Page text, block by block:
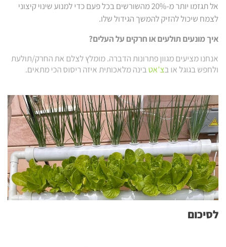
אל תגזמו יותר מ-20% מהשורשים בכל פעם כדי למנוע שינוי קיצוני
לצמח שיכול להזיק להמשך הגידול שלו.
איך מונעים תולעים או חרקים על העלים?
אנחנו מציעים מגוון פתרונות הדברה. מומלץ לצלם את החרק/תולעת
ולחפש בגוגל או בצ'אטבינה מלאכותית איזה ריסוס הכי מתאים.
לסיכום